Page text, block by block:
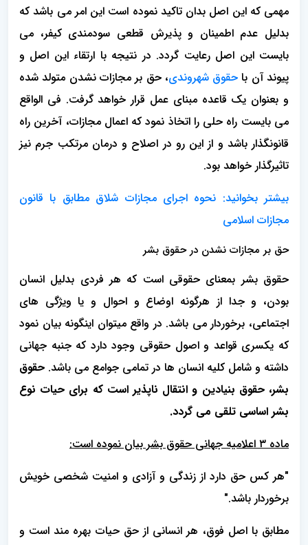
مهمی که این اصل بدان تاکید نموده است این امر می باشد که
بدلیل عدم اطمینان و پذیرش قطعی سودمندی کیفر، می
بایست این اصل رعایت گردد. در نتیجه با ارتقاء این اصل و
پیوند آن با حقوق شهروندی، حق بر مجازات نشدن متولد شده
و بعنوان یک قاعده مبنای عمل قرار خواهد گرفت. فی الواقع
می بایست راه حلی را اتخاذ نمود که اعمال مجازات، آخرین راه
قانونگذار باشد و از این رو در اصلاح و درمان مرتکب جرم نیز
تاثیرگذار خواهد بود.
بیشتر بخوانید: نحوه اجرای مجازات شلاق مطابق با قانون
مجازات اسلامی
حق بر مجازات نشدن در حقوق بشر
حقوق بشر بمعنای حقوقی است که هر فردی بدلیل انسان
بودن، و جدا از هرگونه اوضاع و احوال و یا ویژگی های
اجتماعی، برخوردار می باشد. در واقع میتوان اینگونه بیان نمود
که یکسری قواعد و اصول حقوقی وجود دارد که جنبه جهانی
داشته و شامل کلیه انسان ها در تمامی جوامع می باشد. حقوق
بشر، حقوق بنیادین و انتقال ناپذیر است که برای حیات نوع
بشر اساسی تلقی می گردد.
ماده ٣ اعلامیه جهانی حقوق بشر بیان نموده است:
"هر کس حق دارد از زندگی و آزادی و امنیت شخصی خویش
برخوردار باشد."
مطابق با اصل فوق، هر انسانی از حق حیات بهره مند است و